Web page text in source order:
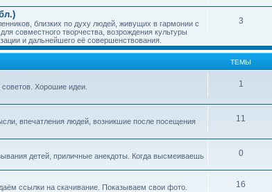
близких по духу людей, живущих в гармонии с
совместного творчества, возрождения культуры
и дальнейшего её совершенствования.
3
ТЕМЫ
Хорошие идеи. 1
впечатления людей, возникшие после посещения
11
детей, приличные анекдоты. Когда высмеиваешь
0
ссылки на скачивание. Показываем свои фото. 16